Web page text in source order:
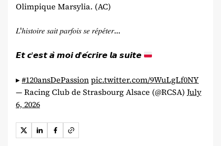
Olimpique Marsylia. (AC)
𝐿'ℎ𝑖𝑠𝑡𝑜𝑖𝑟𝑒 𝑠𝑎𝑖𝑡 𝑝𝑎𝑟𝑓𝑜𝑖𝑠 𝑠𝑒 𝑟𝑒́𝑝𝑒́𝑡𝑒𝑟…
𝙀𝙩 𝙘'𝙚𝙨𝙩 𝙖̀ 𝙢𝙤𝙞 𝙙'𝙚́𝙘𝙧𝙞𝙧𝙚 𝙡𝙖 𝙨𝙪𝙞𝙩𝙚
▸#120ansDePassionpic.twitter.com/9WuLgLf0NY
— Racing Club de Strasbourg Alsace (@RCSA) July
6, 2026